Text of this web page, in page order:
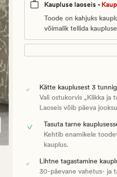
Kaupluse laoseis -
Toode on kahjuks
võimalik tellida
Kätte kauplusest 3
Vali ostukorvis „Klikka ja
Laoseis võib päeva
Tasuta tarne
Kehtib enamikele
kauplus.
Lihtne tagastamine
30-päevane vahetus- ja